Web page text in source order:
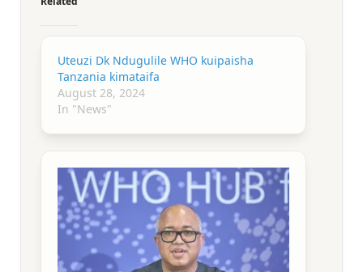
Uteuzi Dk Ndugulile WHO kuipaisha
Tanzania kimataifa
August 28, 2024
In "News"